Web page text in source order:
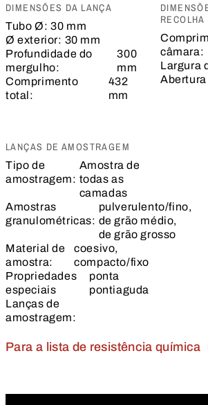
DIMENSÕES DA LANÇA
Tubo Ø: 30 mm
Ø exterior: 30 mm
Profundidade do
mergulho:
300
mm
Comprimento
total:
432
mm
RECOLHA
câmara:
Largura
LANÇAS DE AMOSTRAGEM
Tipo de
amostragem:
Amostra de
todas as
camadas
Amostras
granulométricas:
pulverulento/fino,
de grão médio,
de grão grosso
Material de
amostra:
coesivo,
compacto/fixo
Propriedades
especiais
Lanças de
amostragem:
ponta
pontiaguda
Para a lista de resistência química